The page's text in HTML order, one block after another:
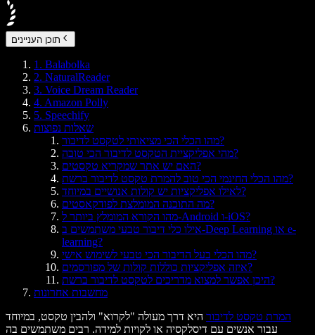
תוכן העניינים
1. Balabolka
2. NaturalReader
3. Voice Dream Reader
4. Amazon Polly
5. Speechify
שאלות נפוצות
מהו הכלי הכי מציאותי לטקסט לדיבור?
מהי אפליקציית הטקסט לדיבור הכי טובה?
האם יש אתר שמקריא טקסטים?
מהו הכלי החינמי הכי טוב להמרת טקסט לדיבור ברשת?
לאילו אפליקציות יש קולות אנושיים במיוחד?
מה התוכנה המומלצת לפודקאסטים?
מהו הקורא המומלץ ביותר ל-Android ו-iOS?
אילו כלי דיבור טבעי משתמשים ב-Deep Learning או e-
learning?
מהו הכלי בעל הדיבור הכי טבעי לשימוש אישי?
איזה אפליקציות כוללות קולות של מפורסמים?
היכן אפשר למצוא מדריכים לטקסט לדיבור ברשת?
מחשבות אחרונות
המרת טקסט לדיבור היא דרך מעולה "לקרוא" ולהבין טקסט, במיוחד
עבור אנשים עם דיסלקסיה או לקויות למידה. רבים משתמשים בה